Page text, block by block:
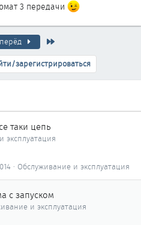
3 передачи
зарегистрироваться
таки цепь
эксплуатация
Обслуживание и эксплуатация
с запуском
и эксплуатация